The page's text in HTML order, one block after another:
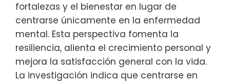
fortalezas y el bienestar en lugar de
centrarse únicamente en la enfermedad
mental. Esta perspectiva fomenta la
resiliencia, alienta el crecimiento personal y
mejora la satisfacción general con la vida.
La investigación indica que centrarse en